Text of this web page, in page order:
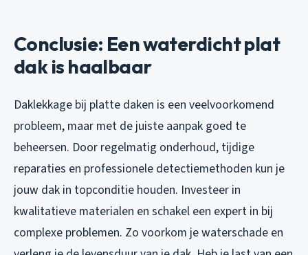
Conclusie: Een waterdicht plat
dak is haalbaar
Daklekkage bij platte daken is een veelvoorkomend
probleem, maar met de juiste aanpak goed te
beheersen. Door regelmatig onderhoud, tijdige
reparaties en professionele detectiemethoden kun je
jouw dak in topconditie houden. Investeer in
kwalitatieve materialen en schakel een expert in bij
complexe problemen. Zo voorkom je waterschade en